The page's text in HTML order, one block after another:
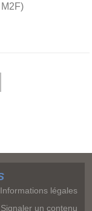
Informations légales
Signaler un contenu